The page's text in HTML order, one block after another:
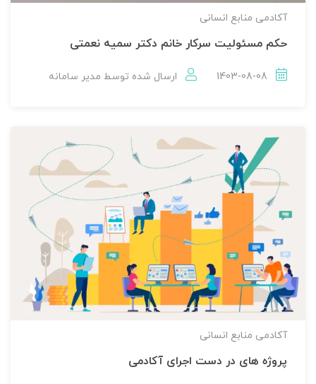
آکادمی منابع انسانی
حکم مسئولیت سرکار خانم دکتر سمیه نعمتی
1403-08-08 ارسال شده توسط مدير سامانه
آکادمی منابع انسانی
پروژه های در دست اجرای آکادمی